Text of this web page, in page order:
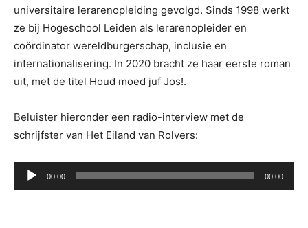
universitaire lerarenopleiding gevolgd. Sinds 1998 werkt
ze bij Hogeschool Leiden als lerarenopleider en
coördinator wereldburgerschap, inclusie en
internationalisering. In 2020 bracht ze haar eerste roman
uit, met de titel Houd moed juf Jos!.
Beluister hieronder een radio-interview met de
schrijfster van Het Eiland van Rolvers:
Audiospeler
00:00 00:00